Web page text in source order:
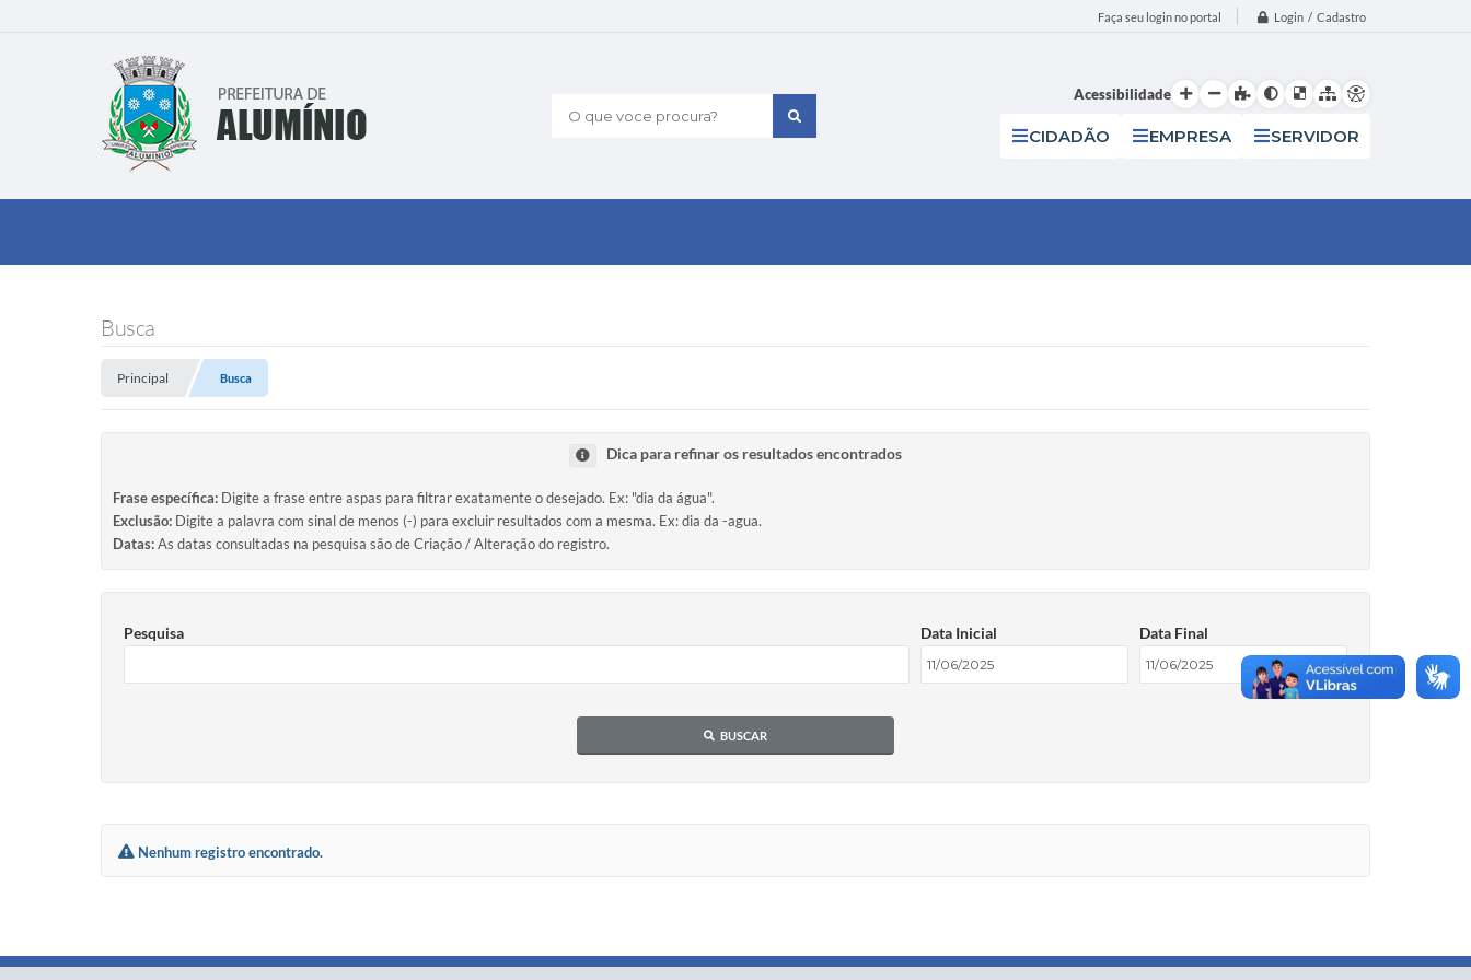
Faça seu login no portal Login / Cadastro
O que voce procura?
Acessibilidade
CIDADÃO EMPRESA SERVIDOR
Busca
Principal Busca
Dica para refinar os resultados encontrados
Frase específica: Digite a frase entre aspas para filtrar exatamente o desejado. Ex: "dia da água".
Exclusão: Digite a palavra com sinal de menos (-) para excluir resultados com a mesma. Ex: dia da -agua.
Datas:As datas consultadas na pesquisa são de Criação / Alteração do registro.
Pesquisa Data Inicial Data Final
BUSCAR
Nenhum registro encontrado.